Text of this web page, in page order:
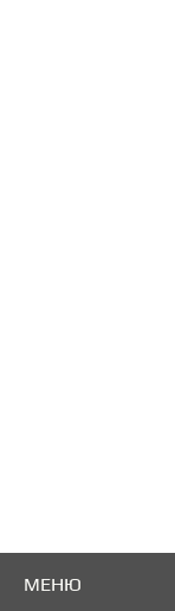
е
МЕНЮ